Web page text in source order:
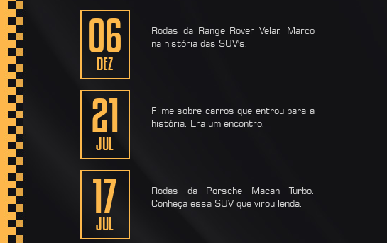
06
DEZ
Rodas da Range Rover Velar. Marco
na história das SUV's.
21
JUL
Filme sobre carros que entrou para a
história. Era um encontro.
17
JUL
Rodas da Porsche Macan Turbo.
Conheça essa SUV que virou lenda.